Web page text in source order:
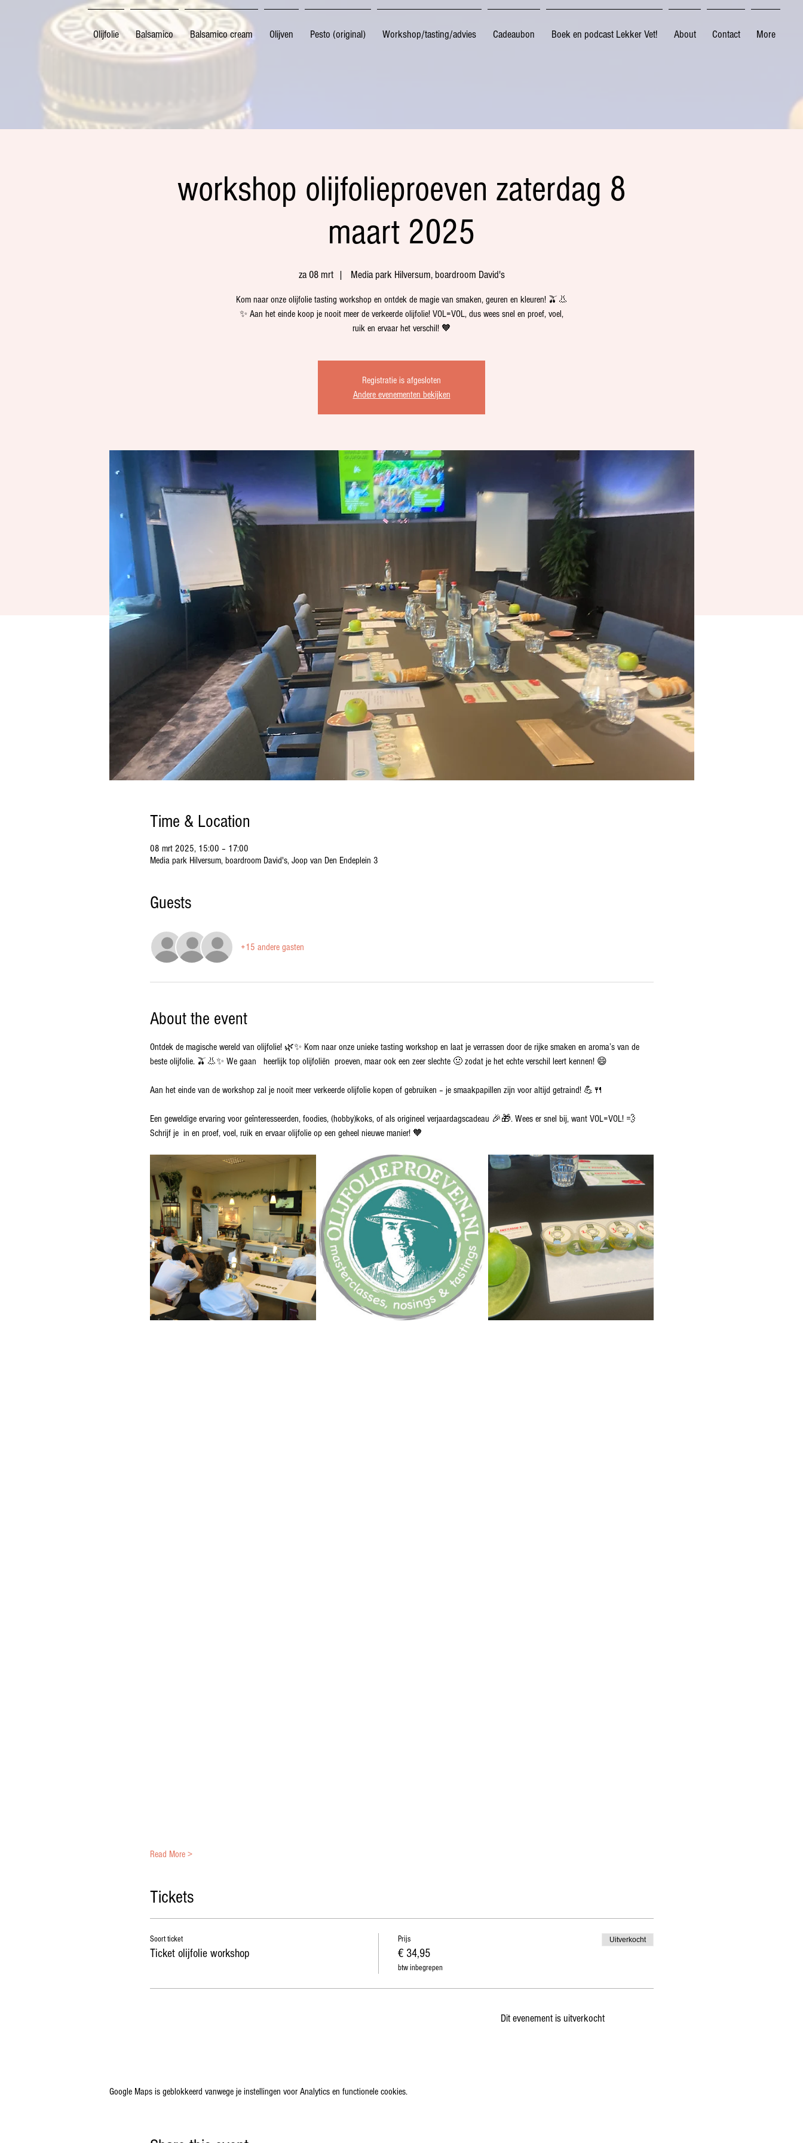
Olijfolie Balsamico Balsamico cream Olijven Pesto (original) Workshop/tasting/advies Cadeaubon Boek en podcast Lekker Vet! About Contact More
workshop olijfolieproeven zaterdag 8
maart 2025
za 08 mrt
  |
Media park Hilversum, boardroom David's
Kom naar onze olijfolie tasting workshop en ontdek de magie van smaken, geuren en kleuren! 🫒👃
✨ Aan het einde koop je nooit meer de verkeerde olijfolie! VOL=VOL, dus wees snel en proef, voel,
ruik en ervaar het verschil! 🧡
Registratie is afgesloten
Andere evenementen bekijken
Time & Location
08 mrt 2025, 15:00 – 17:00
Media park Hilversum, boardroom David's, Joop van Den Endeplein 3
Guests
+15 andere gasten
About the event
Ontdek de magische wereld van olijfolie! 🌿✨ Kom naar onze unieke tasting workshop en laat je verrassen door de rijke smaken en aroma’s van de
beste olijfolie. 🫒👃✨ We gaan   heerlijk top olijfoliën  proeven, maar ook een zeer slechte 🤢 zodat je het echte verschil leert kennen! 😄
Aan het einde van de workshop zal je nooit meer verkeerde olijfolie kopen of gebruiken – je smaakpapillen zijn voor altijd getraind! 💪🍴
Een geweldige ervaring voor geïnteresseerden, foodies, (hobby)koks, of als origineel verjaardagscadeau 🎉🎁. Wees er snel bij, want VOL=VOL! 💨
Schrijf je  in en proef, voel, ruik en ervaar olijfolie op een geheel nieuwe manier! 🧡
Read More >
Tickets
Soort ticket
Ticket olijfolie workshop
Prijs
€ 34,95
btw inbegrepen
Uitverkocht
Dit evenement is uitverkocht
Google Maps is geblokkeerd vanwege je instellingen voor Analytics en functionele cookies.